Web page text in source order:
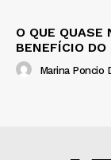
O QUE QUASE
BENEFÍCIO DO
Marina Poncio